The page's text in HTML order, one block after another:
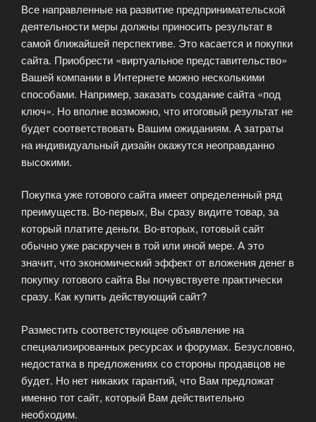
Все направленные на развитие предпринимательской
деятельности меры должны приносить результат в
самой ближайшей перспективе. Это касается и покупки
сайта. Приобрести «виртуальное представительство»
Вашей компании в Интернете можно несколькими
способами. Например, заказать создание сайта «под
ключ». Но вполне возможно, что итоговый результат не
будет соответствовать Вашим ожиданиям. А затраты
на индивидуальный дизайн окажутся неоправданно
высокими.
Покупка уже готового сайта имеет определенный ряд
преимуществ. Во-первых, Вы сразу видите товар, за
который платите деньги. Во-вторых, готовый сайт
обычно уже раскручен в той или иной мере. А это
значит, что экономический эффект от вложения денег в
покупку готового сайта Вы почувствуете практически
сразу. Как купить действующий сайт?
Разместить соответствующее объявление на
специализированных ресурсах и форумах. Безусловно,
недостатка в предложениях со стороны продавцов не
будет. Но нет никаких гарантий, что Вам предложат
именно тот сайт, который Вам действительно
необходим.